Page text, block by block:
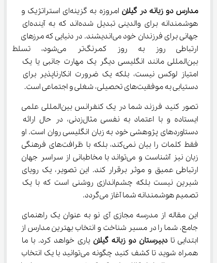
مدارس دو زبانه در گیلان
امروزه به گزینه‌ای استراتژیک و
هوشمندانه برای والدینی تبدیل شده‌اند که به آینده‌ای
جهانی برای فرزندان خود می‌اندیشند. در دنیایی که مرزهای
ارتباطی روز به روز
بین‌المللی مانند انگلیسی دیگر یک مهارت جانبی یا یک
امتیاز لوکس نیست، بلکه یک ضرورت انکارناپذیر برای
دستیابی به موفقیت‌های تحصیلی، شغلی و اجتماعی است.
تصور کنید فرزند شما در یک کنفرانس بین‌المللی علمی
ایستاده و با اعتماد به نفسی مثال‌زدنی، در حال ارائه
دستاوردهای پژوهشی خود به زبان انگلیسی روان است. او
فقط کلمات را بیان نمی‌کند، بلکه با ظرافت‌های فرهنگی
زبان نیز آشناست و می‌تواند با مخاطبانی از سراسر جهان
ارتباطی عمیق و موثر برقرار کند. این تصویر، یک رویای
شیرین نیست بلکه چشم‌اندازی روشنی است که با یک
تصمیم هوشمندانه شما آغاز می‌گردد.
این مقاله از مدرسه مجازی آی نو به عنوان یک راهنمای
جامع، شما را در مسیر شناخت و انتخاب بهترین مدارس از
ابتدایی تا دبیرستان دو زبانه گیلان یاری خواهد کرد. با ما
همراه شوید تا کشف کنید چگونه می‌توانید با یک انتخاب